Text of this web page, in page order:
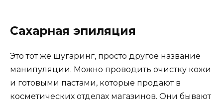
Сахарная эпиляция
Это тот же шугаринг, просто другое название
манипуляции. Можно проводить очистку кожи
и готовыми пастами, которые продают в
косметических отделах магазинов. Они бывают